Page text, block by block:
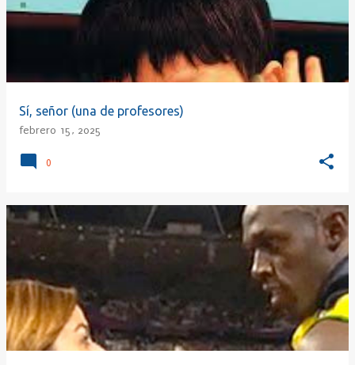
Sí, señor (una de profesores)
febrero 15, 2025
0